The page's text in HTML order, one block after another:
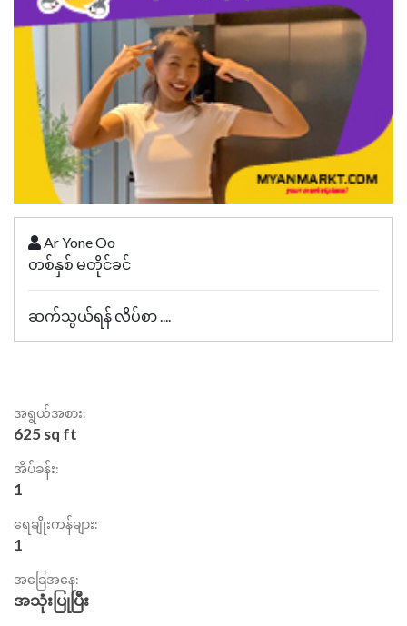
Ar Yone Oo
တစ်နှစ် မတိုင်ခင်
ဆက်သွယ်ရန် လိပ်စာ ....
အရွယ်အစား:
625 sq ft
အိပ်ခန်း:
1
ရေချိုးကန်များ:
1
အခြေအနေ:
အသုံးပြုပြီး